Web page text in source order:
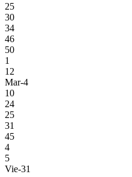
25
30
34
46
50
1
12
Mar-4
10
24
25
31
45
4
5
Vie-31